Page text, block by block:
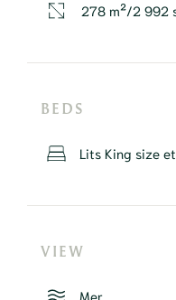
278 m²/2 992
BEDS
Lits King size
VIEW
Mer